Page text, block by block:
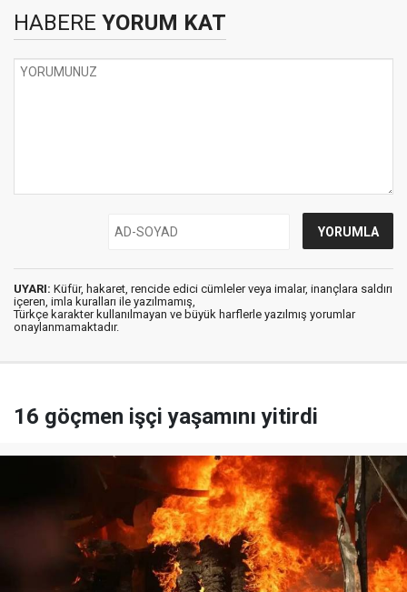
HABERE YORUM KAT
UYARI: Küfür, hakaret, rencide edici cümleler veya imalar, inançlara saldırı
içeren, imla kuralları ile yazılmamış,
Türkçe karakter kullanılmayan ve büyük harflerle yazılmış yorumlar
onaylanmamaktadır.
16 göçmen işçi yaşamını yitirdi